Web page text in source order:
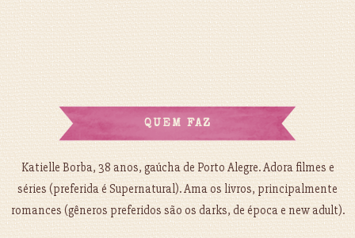
QUEM FAZ
Katielle Borba, 38 anos, gaúcha de Porto Alegre. Adora filmes e
séries (preferida é Supernatural). Ama os livros, principalmente
romances (gêneros preferidos são os darks, de época e new adult).